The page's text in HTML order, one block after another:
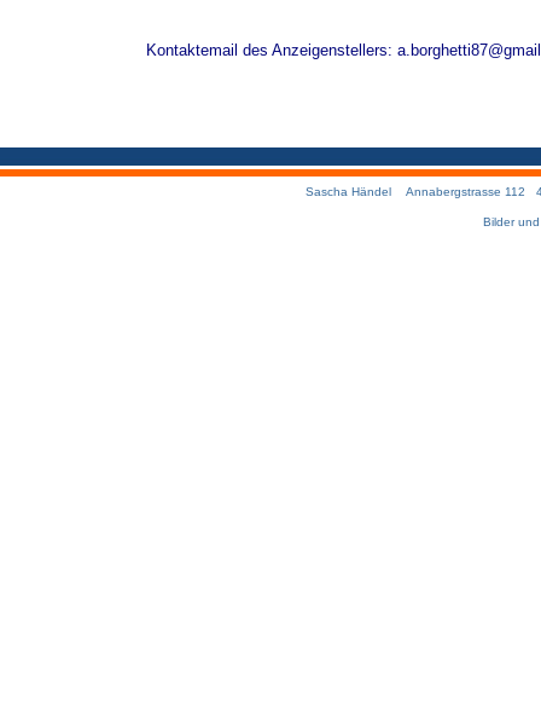
Kontaktemail des Anzeigenstellers:
Sascha Händel Annabergstrasse 112
Bilder